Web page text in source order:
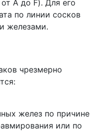
А до F). Для его
по линии сосков
железами.
чрезмерно
желез по причине
или по